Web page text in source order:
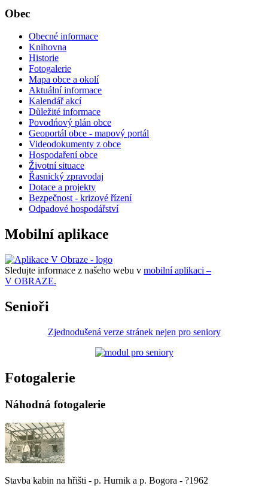
Obec
Obecné informace
Knihovna
Historie
Fotogalerie
Mapa obce a okolí
Aktuální informace
Kalendář akcí
Důležité informace
Povodńový plán obce
Geoportál obce - mapový portál
Videodokumenty z obce
Hospodaření obce
Životní situace
Řasnický zpravodaj
Dotace a projekty
Bezpečnost - krizové řízení
Odpadové hospodářství
Mobilní aplikace
Sledujte informace z našeho webu v mobilní aplikaci –
V OBRAZE.
Senioři
Zjednodušená verze stránek nejen pro seniory
Fotogalerie
Náhodná fotogalerie
Stavba kabin na hřišti - p. Hurnik a p. Bogora - ?1962